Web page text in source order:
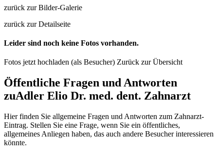
zurück zur Bilder-Galerie
zurück zur Detailseite
Leider sind noch keine Fotos vorhanden.
Fotos jetzt hochladen (als Besucher) Zurück zur Übersicht
Öffentliche Fragen und Antworten
zuAdler Elio Dr. med. dent. Zahnarzt
Hier finden Sie allgemeine Fragen und Antworten zum Zahnarzt-
Eintrag. Stellen Sie eine Frage, wenn Sie ein öffentliches,
allgemeines Anliegen haben, das auch andere Besucher interessieren
könnte.